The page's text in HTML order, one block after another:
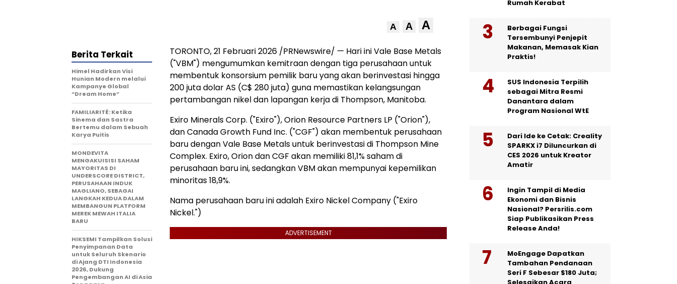
A A A
TORONTO,21 Februari 2026 /PRNewswire/ — Hari ini Vale Base Metals
("VBM") mengumumkan kemitraan dengan tiga perusahaan untuk
membentuk konsorsium pemilik baru yang akan berinvestasi hingga
200 juta dolar AS (C$ 280 juta) guna memastikan kelangsungan
pertambangan nikel dan lapangan kerja di Thompson, Manitoba.
Exiro Minerals Corp. ("Exiro"), Orion Resource Partners LP ("Orion"),
dan Canada Growth Fund Inc. ("CGF") akan membentuk perusahaan
baru dengan Vale Base Metals untuk berinvestasi di Thompson Mine
Complex. Exiro, Orion dan CGF akan memiliki 81,1% saham di
perusahaan baru ini, sedangkan VBM akan mempunyai kepemilikan
minoritas 18,9%.
Nama perusahaan baru ini adalah Exiro Nickel Company ("Exiro
Nickel.")
ADVERTISEMENT
Berita Terkait
Himel Hadirkan Visi
Hunian Modern melalui
Kampanye Global
“Dream Home”
FAMILIARITÉ: Ketika
Sinema dan Sastra
Bertemu dalam Sebuah
Karya Puitis
MONDEVITA
MENGAKUISISI SAHAM
MAYORITAS DI
UNDERSCORE DISTRICT,
PERUSAHAAN INDUK
MAGLIANO, SEBAGAI
LANGKAH KEDUA DALAM
MEMBANGUN PLATFORM
MEREK MEWAH ITALIA
BARU
HIKSEMI Tampilkan Solusi
Penyimpanan Data
untuk Seluruh Skenario
di Ajang DTI Indonesia
2026, Dukung
Pengembangan AI di Asia
Rumah Kerabat
Berbagai Fungsi
Tersembunyi Penjepit
Makanan, Memasak Kian
Praktis!
SUS Indonesia Terpilih
sebagai Mitra Resmi
Danantara dalam
Program Nasional WtE
Dari Ide ke Cetak: Creality
SPARKX i7 Diluncurkan di
CES 2026 untuk Kreator
Amatir
Ingin Tampil di Media
Ekonomi dan Bisnis
Nasional? Persrilis.com
Siap Publikasikan Press
Release Anda!
MoEngage Dapatkan
Tambahan Pendanaan
Seri F Sebesar $180 Juta;